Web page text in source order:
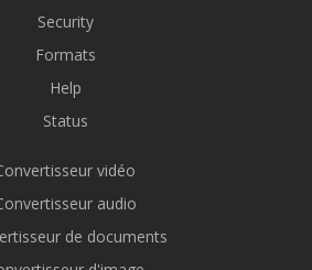
Security
Formats
Help
Status
vidéo
audio
de documents